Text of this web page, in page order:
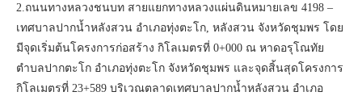
2.ถนนทางหลวงชนบท สายแยกทางหลวงแผ่นดินหมายเลข 4198 –
เทศบาลปากน้ำหลังสวน อำเภอทุ่งตะโก, หลังสวน จังหวัดชุมพร โดย
มีจุดเริ่มต้นโครงการก่อสร้าง กิโลเมตรที่ 0+000 ณ หาดอรุโณทัย
ตำบลปากตะโก อำเภอทุ่งตะโก จังหวัดชุมพร และจุดสิ้นสุดโครงการ
กิโลเมตรที่ 23+589 บริเวณตลาดเทศบาลปากน้ำหลังสวน อำเภอ